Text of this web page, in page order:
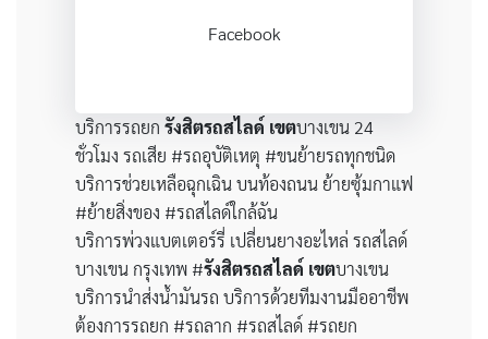
Facebook
บริการรถยก รังสิตรถสไลด์ เขตบางเขน 24
ชั่วโมง รถเสีย #รถอุบัติเหตุ #ขนย้ายรถทุกชนิด
บริการช่วยเหลือฉุกเฉิน บนท้องถนน ย้ายซุ้มกาแฟ
#ย้ายสิ่งของ #รถสไลด์ใกล้ฉัน
บริการพ่วงแบตเตอร์รี่ เปลี่ยนยางอะไหล่ รถสไลด์
บางเขน กรุงเทพ #รังสิตรถสไลด์ เขตบางเขน
บริการนำส่งน้ำมันรถ บริการด้วยทีมงานมืออาชีพ
ต้องการรถยก #รถลาก #รถสไลด์ #รถยก